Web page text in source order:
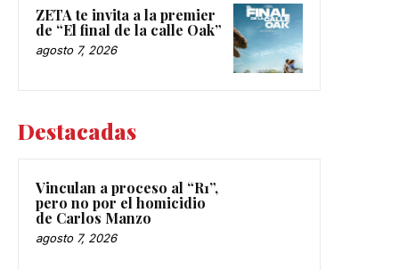
ZETA te invita a la premier
de “El final de la calle Oak”
agosto 7, 2026
Destacadas
Vinculan a proceso al “R1”,
pero no por el homicidio
de Carlos Manzo
agosto 7, 2026